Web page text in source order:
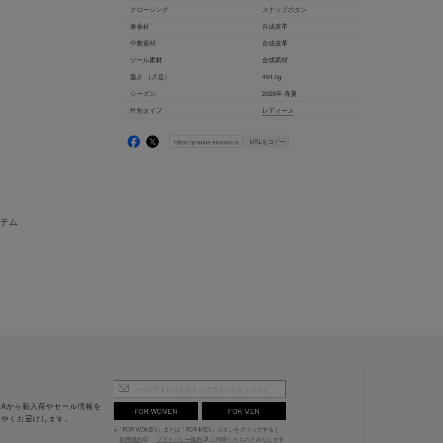
クロージング
スナップボタン
裏素材
合成皮革
中敷素材
合成皮革
ソール素材
合成素材
重さ
（片足）
454.0g
シーズン
2026年 春夏
性別タイプ
レディース
URLをコピー
ム
から新入荷やセール情報を
くお届けします。
FOR WOMEN FOR MEN
※「FOR WOMEN」または「FOR MEN」ボタンをクリックすると、
利用規約
プライバシー規約 に同意したものとみなします